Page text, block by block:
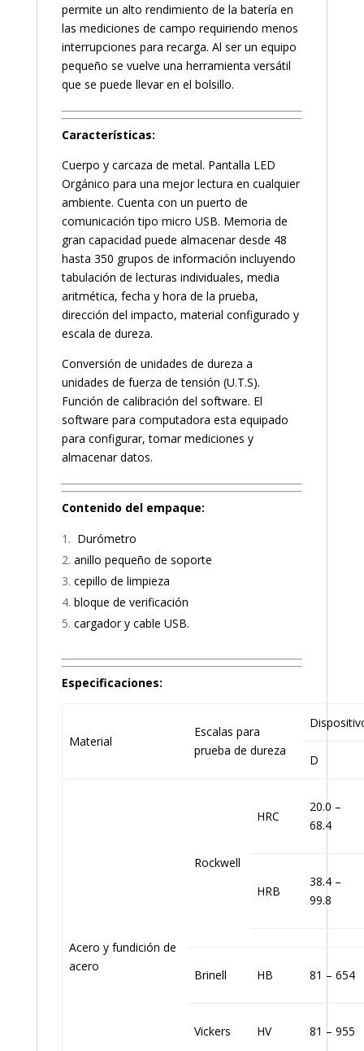
permite un alto rendimiento de la batería en
las mediciones de campo requiriendo menos
interrupciones para recarga. Al ser un equipo
pequeño se vuelve una herramienta versátil
que se puede llevar en el bolsillo.
Características:
Cuerpo y carcaza de metal. Pantalla LED
Orgánico para una mejor lectura en cualquier
ambiente. Cuenta con un puerto de
comunicación tipo micro USB. Memoria de
gran capacidad puede almacenar desde 48
hasta 350 grupos de información incluyendo
tabulación de lecturas individuales, media
aritmética, fecha y hora de la prueba,
dirección del impacto, material configurado y
escala de dureza.
Conversión de unidades de dureza a
unidades de fuerza de tensión (U.T.S).
Función de calibración del software. El
software para computadora esta equipado
para configurar, tomar mediciones y
almacenar datos.
Contenido del empaque:
Durómetro
anillo pequeño de soporte
cepillo de limpieza
bloque de verificación
cargador y cable USB.
Especificaciones:
Material
Escalas para
prueba de dureza
D
Acero y fundición de
acero
Rockwell
HRC
20.0 –
68.4
HRB
38.4 –
99.8
Brinell HB 81 – 654
Vickers HV 81 – 955